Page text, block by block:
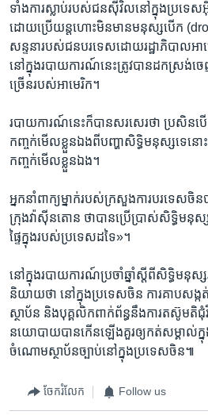
ទាំង​ការស្លាប់​របស់​ជន​ស៊ីវិល​នៅ​ក្នុង​ប្រទេស​
ដោយ​ប្រើ​យន្តហោះ​មិន​មាន​មនុស្ស​បើក​
សន្ទនា​របស់​ជនបរទេស​ដោយ​រដ្ឋាភិបាល​អា
នៅ​ក្នុង​របាយការណ៍​នេះ​ត្រូវ​បានដកស្រង់​ចេ
ច្រើន​របស់​អាមេរិក។​
របាយការណ៍​នេះ​ក៏​បានសរសេរ​ថា ប្រសិន​បើ​
កញ្ចក់​មើល​ខ្លួន​ឯងពី​បញ្ហា​សិទ្ធិ​មនុស្ស​ទេ​នោះ
កញ្ចក់​មើលខ្លួន​ឯង។
អ្នក​នាំ​ពាក្យ​ម្នាក់​របស់​ក្រសួង​ការបរទេស​ចិន​
ក្រុង​វ៉ាស៊ីនតោន ​ថា​បាន​ប្រើប្រាស់​សិទ្ធិ​មនុ
ផ្ទៃក្នុង​របស់​ប្រទេស​ដទៃ»។ ​
នៅ​ក្នុង​របាយការណ៍​ប្រចាំ​ឆ្នាំស្តី​ពី​សិទ្ធិ​មនុស្
និយាយ​ថា នៅ​ក្នុង​ប្រទេស​ចិន ការ​គាបសង្ក
ស្ថាប័ន​ និង​បុគ្គលិក​ពាក់ព័ន្ធ​នឹង​ការ​តស៊ូ​មតិ​
នយោបាយបាន​កើនឡើង​គួរ​ឲ្យ​កត់សម្គាល់ក្
ចំណោម​ស្ថាប័ន​ច្បាប់​នៅ​ក្នុង​ប្រទេស​ចិន៕
ចែករំលែក Follow us